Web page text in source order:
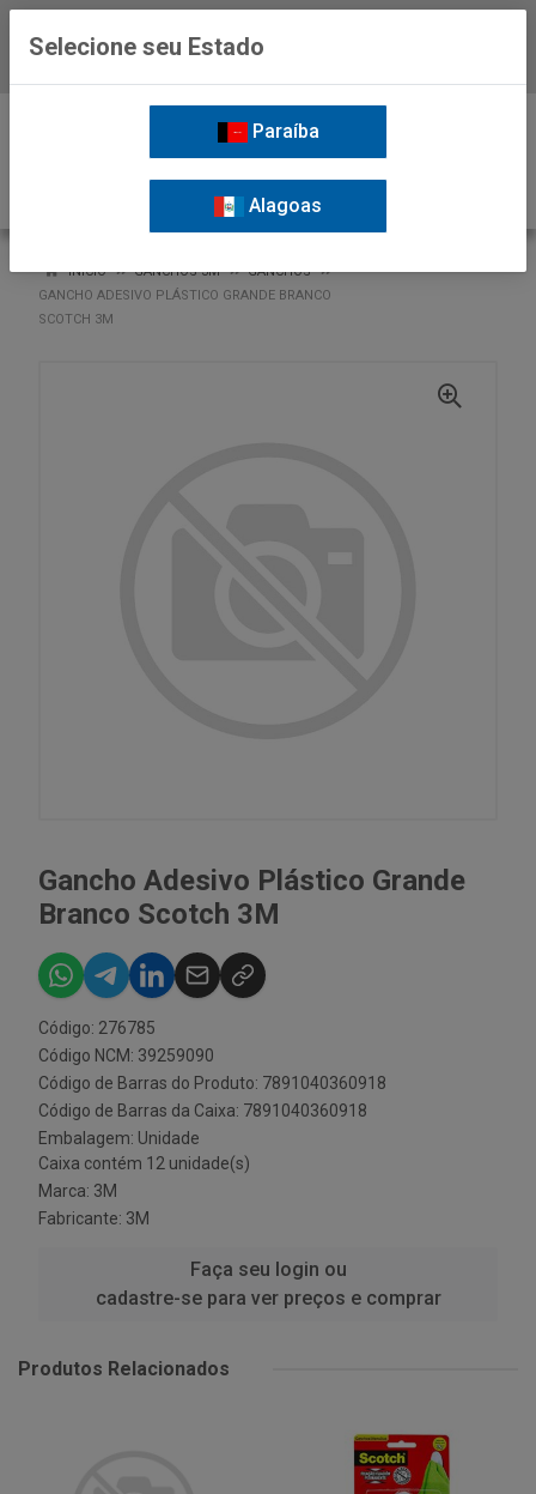
INÍCIO GANCHOS 3M
GANCHOS
GANCHO ADESIVO PLÁSTICO GRANDE BRANCO
SCOTCH 3M
Gancho Adesivo Plástico Grande
Branco Scotch 3M
Código: 276785
Código NCM: 39259090
Código de Barras do Produto: 7891040360918
Código de Barras da Caixa: 7891040360918
Embalagem: Unidade
Caixa contém 12 unidade(s)
Marca: 3M
Fabricante: 3M
Faça seu login ou
cadastre-se para ver preços e comprar
Produtos Relacionados
Selecione seu Estado
Paraíba
Alagoas